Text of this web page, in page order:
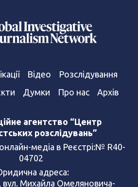
Відео
Розслідування
Думки Про нас Архів
агентство “Центр
розслідувань”
медіа в Реєстрі:№ R40-
04702
адреса:
вул. Михайла Омеляновича-